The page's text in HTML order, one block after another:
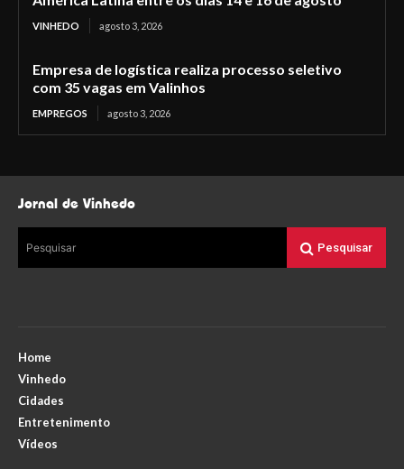
VINHEDO agosto 3, 2026
Empresa de logística realiza processo seletivo
com 35 vagas em Valinhos
EMPREGOS agosto 3, 2026
Jornal de Vinhedo
Pesquisar Pesquisar
Home
Vinhedo
Cidades
Entretenimento
Vídeos